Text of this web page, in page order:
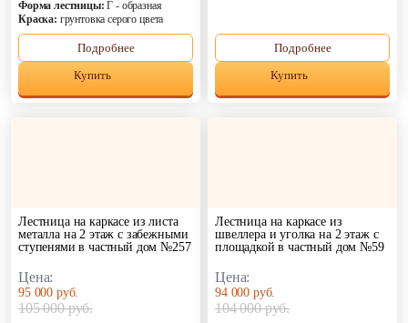
Форма лестницы: Г - образная
Краска: грунтовка серого цвета
Подробнее
Купить
Подробнее
Купить
Лестница на каркасе из листа
металла на 2 этаж с забежными
ступенями в частный дом №257
Цена:
95 000 руб.
105 000 руб.
Лестница на каркасе из
швеллера и уголка на 2 этаж с
площадкой в частный дом №59
Цена:
94 000 руб.
104 000 руб.